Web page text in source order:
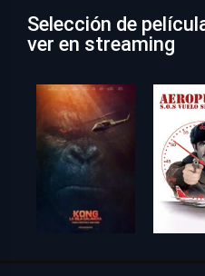
Selección de
ver en streaming